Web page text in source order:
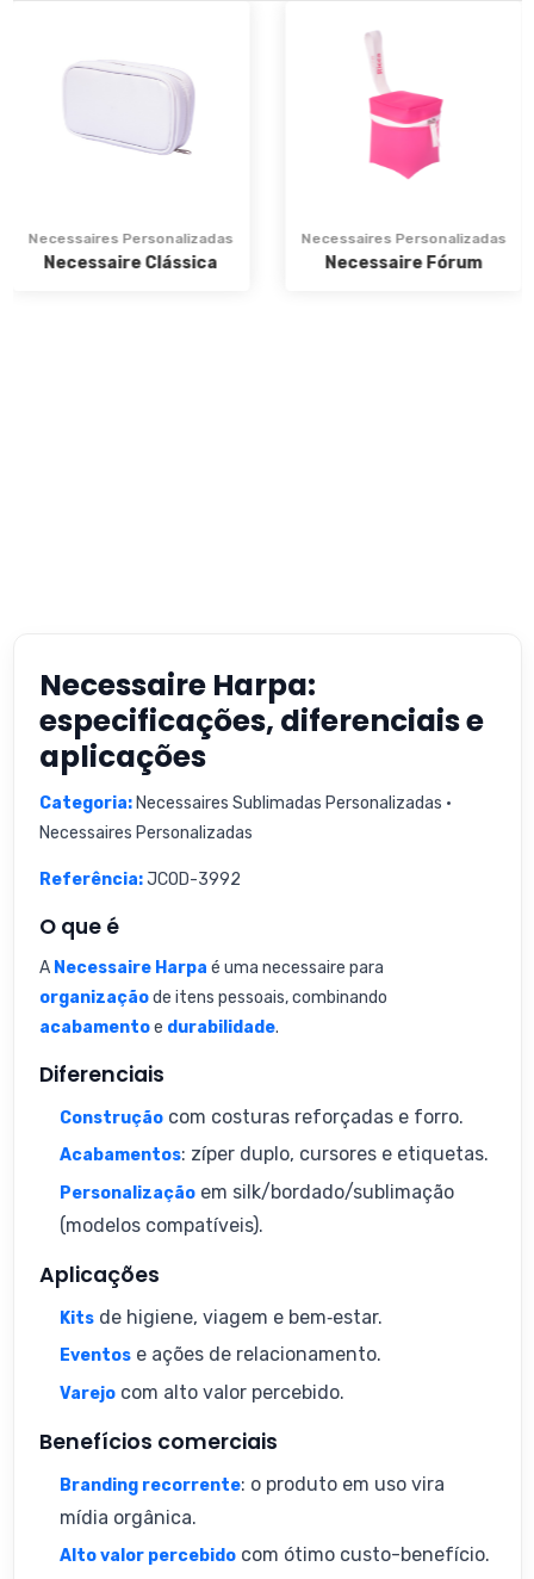
Necessaires Personalizadas
Necessaire Clássica
Necessaires Personalizadas
Necessaire Fórum
Necessaire Harpa:
especificações, diferenciais e
aplicações
Categoria:Necessaires Sublimadas Personalizadas •
Necessaires Personalizadas
Referência:JCOD-3992
O que é
A Necessaire Harpa é uma necessaire para
organizaçãode itens pessoais, combinando
acabamentoe durabilidade.
Diferenciais
Construção com costuras reforçadas e forro.
Acabamentos: zíper duplo, cursores e etiquetas.
Personalização em silk/bordado/sublimação
(modelos compatíveis).
Aplicações
Kits de higiene, viagem e bem‑estar.
Eventos e ações de relacionamento.
Varejo com alto valor percebido.
Benefícios comerciais
Branding recorrente: o produto em uso vira
mídia orgânica.
Alto valor percebido com ótimo custo-benefício.